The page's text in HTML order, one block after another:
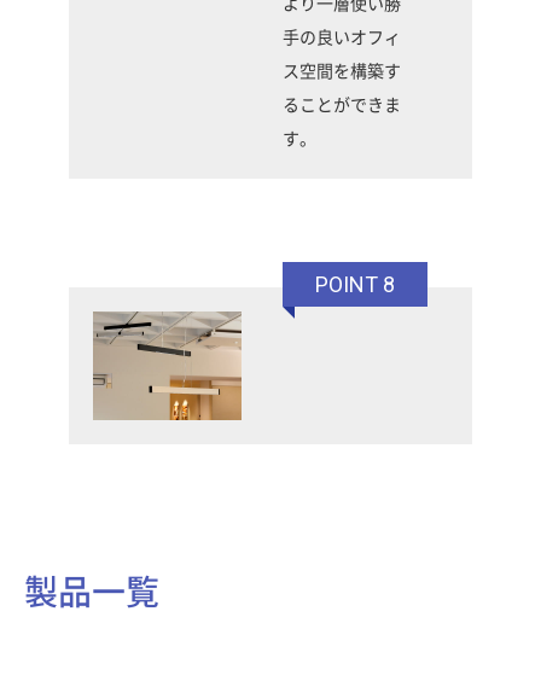
手の良いオフィ
ス空間を構築す
ることができま
す。
POINT 8
製品一覧